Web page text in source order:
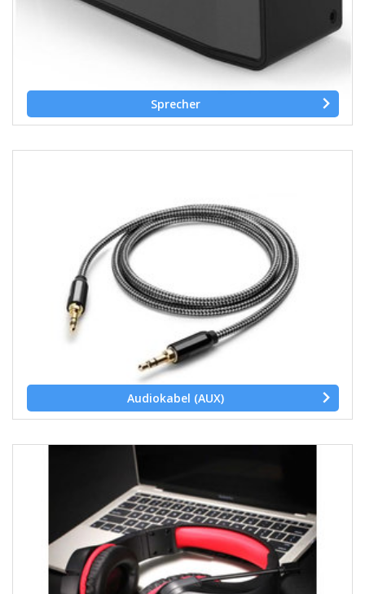
Sprecher
Audiokabel (AUX)